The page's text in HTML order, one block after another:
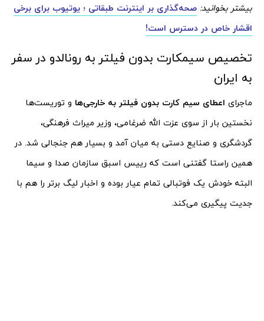
بیشتر بخوانید: صحه‌گذاری بر اینترنت طبقاتی ؛ یوتیوب برای برخی
اقشار خاص در دسترس است!
تخصیص سیمکارت بدون فیلتر به رونالدو در سفر
به ایران
ماجرای اعطای سیم کارت بدون فیلتر به خارجی‌ها و توریست‌ها
نخستین بار از سوی عزت الله ضرغامی، وزیر میراث فرهنگی،
گردشگری و صنایع دستی به میان آمد و بسیار هم جنجالی شد. در
همین راستا گفتنی است که رییس اسبق سازمان صدا و سیما
البته خودش یک فوتبالی تمام عیار بوده و اخبار لیگ برتر را هم با
جدیت پیگیری می‌کند.